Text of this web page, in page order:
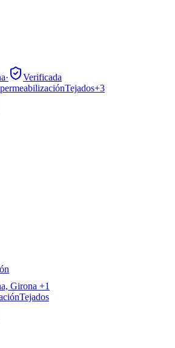
·
Verificada
Tejados+3
Girona +1
Tejados